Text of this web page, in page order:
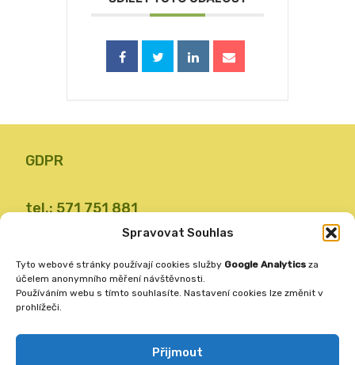
Spravovat Souhlas
Tyto webové stránky používají cookies služby Google Analytics za
účelem anonymního měření návštěvnosti.
Používáním webu s tímto souhlasíte. Nastavení cookies lze změnit v
prohlížeči.
Přijmout
GDPR
tel.: 571 751 881
email: zsvalbystrice@zsvb.cz
ID datové schránky: 24dabpx
Valašská Bystřice 360